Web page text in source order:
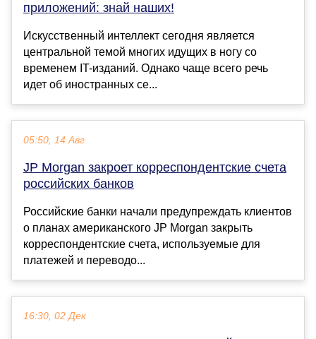
приложений: знай наших!
Искусственный интеллект сегодня является
центральной темой многих идущих в ногу со
временем IT-изданий. Однако чаще всего речь
идет об иностранных се...
05:50, 14 Авг
JP Morgan закроет корреспондентские счета
российских банков
Российские банки начали предупреждать клиентов
о планах американского JP Morgan закрыть
корреспондентские счета, используемые для
платежей и переводо...
16:30, 02 Дек